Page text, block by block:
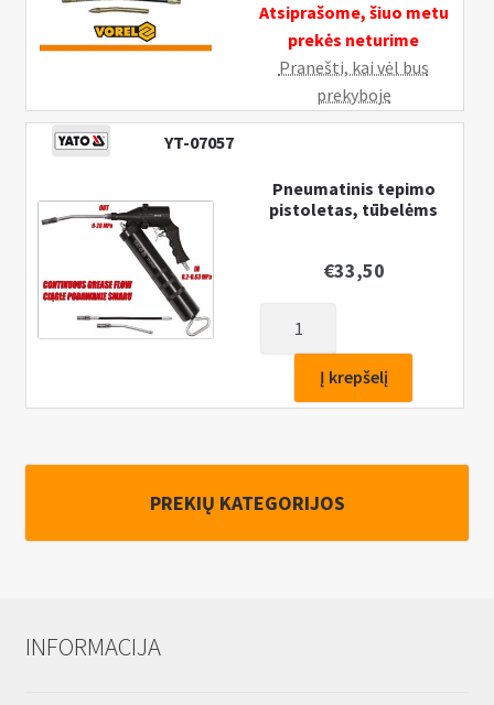
Atsiprašome, šiuo metu
prekės neturime
Pranešti, kai vėl bus
prekyboje
YT-07057
Pneumatinis tepimo
pistoletas, tūbelėms
€33,50
Pneumatinis
tepimo
Į krepšelį
PREKIŲ KATEGORIJOS
INFORMACIJA